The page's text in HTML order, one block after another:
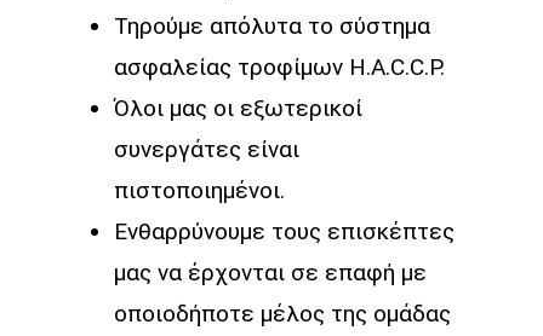
Τηρούμε απόλυτα το σύστημα
ασφαλείας τροφίμων H.A.C.C.P.
Όλοι μας οι εξωτερικοί
συνεργάτες είναι
πιστοποιημένοι.
Ενθαρρύνουμε τους επισκέπτες
μας να έρχονται σε επαφή με
οποιοδήποτε μέλος της ομάδας